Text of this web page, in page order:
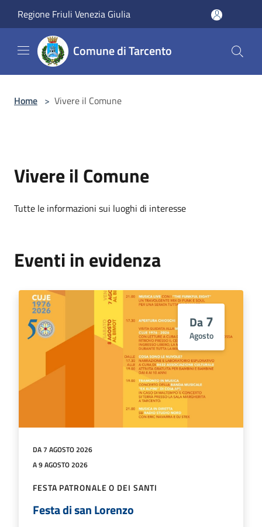
Regione Friuli Venezia Giulia
Comune di Tarcento
Home > Vivere il Comune
Vivere il Comune
Tutte le informazioni sui luoghi di interesse
Eventi in evidenza
Da7
Agosto
DA 7 AGOSTO 2026
A 9 AGOSTO 2026
FESTA PATRONALE O DEI SANTI
Festa di san Lorenzo